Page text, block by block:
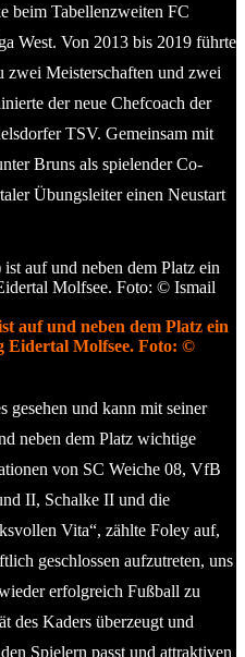
beim Tabellenzweiten FC
West. Von 2013 bis 2019 führte
zwei Meisterschaften und zwei
der neue Chefcoach der
TSV. Gemeinsam mit
Bruns als spielender Co-
Übungsleiter einen Neustart
auf und neben dem Platz ein
Eidertal Molfsee. Foto: ©
gesehen und kann mit seiner
neben dem Platz wichtige
von SC Weiche 08, VfB
II, Schalke II und die
Vita“, zählte Foley auf,
geschlossen aufzutreten, uns
erfolgreich Fußball zu
des Kaders überzeugt und
Spielern passt und attraktiven